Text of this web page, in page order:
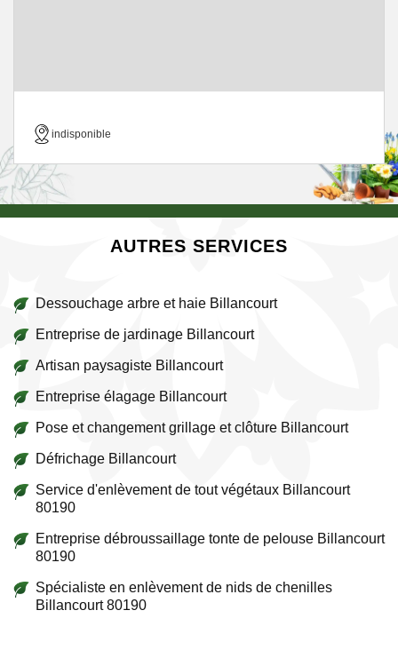
indisponible
AUTRES SERVICES
Dessouchage arbre et haie Billancourt
Entreprise de jardinage Billancourt
Artisan paysagiste Billancourt
Entreprise élagage Billancourt
Pose et changement grillage et clôture Billancourt
Défrichage Billancourt
Service d'enlèvement de tout végétaux Billancourt
80190
Entreprise débroussaillage tonte de pelouse Billancourt
80190
Spécialiste en enlèvement de nids de chenilles
Billancourt 80190